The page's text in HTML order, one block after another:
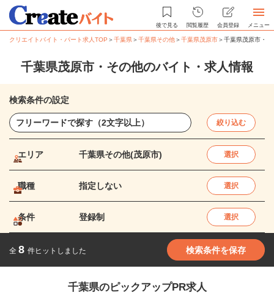
後で見る 閲覧履歴 会員登録 メニュー
クリエイトバイト・パート求人TOP ＞千葉県＞千葉県その他＞千葉県茂原市＞千葉県茂原市・
千葉県茂原市・その他のバイト・求人情報
検索条件の設定
絞り込む
エリア 千葉県その他(茂原市) 選択
職種 指定しない 選択
条件 登録制 選択
全 8 件ヒットしました 検索条件を保存
千葉県のピックアップPR求人